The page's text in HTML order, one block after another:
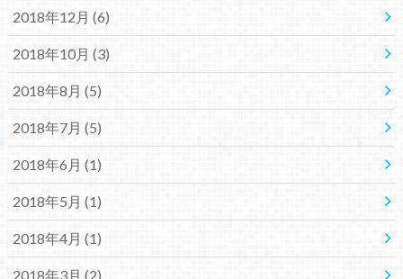
2018年12月 (6)
2018年10月 (3)
2018年8月 (5)
2018年7月 (5)
2018年6月 (1)
2018年5月 (1)
2018年4月 (1)
2018年3月 (2)